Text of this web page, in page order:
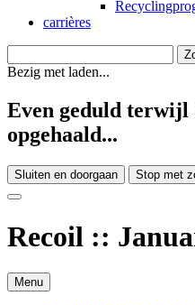
carrières
Bezig met laden...
Even geduld terwijl
opgehaald...
Sluiten en doorgaan Stop met
Recoil ::
Menu